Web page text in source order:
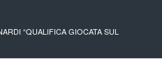
“QUALIFICA GIOCATA SUL